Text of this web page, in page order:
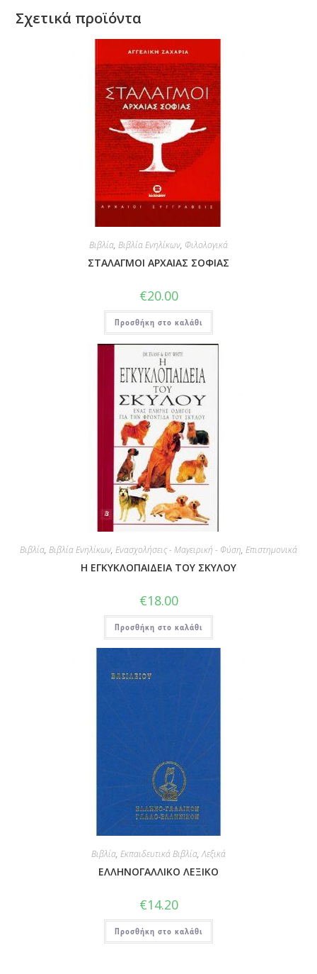
Σχετικά προϊόντα
Βιβλία, Βιβλία Ενηλίκων, Φιλολογικά
ΣΤΑΛΑΓΜΟΙ ΑΡΧΑΙΑΣ ΣΟΦΙΑΣ
€20.00
Προσθήκη στο καλάθι
Βιβλία, Βιβλία Ενηλίκων, Ενασχολήσεις - Μαγειρική - Φύση, Επιστημονικά
Η ΕΓΚΥΚΛΟΠΑΙΔΕΙΑ ΤΟΥ ΣΚΥΛΟΥ
€18.00
Προσθήκη στο καλάθι
Βιβλία, Εκπαιδευτικά Βιβλία,Λεξικά
ΕΛΛΗΝΟΓΑΛΛΙΚΟ ΛΕΞΙΚΟ
€14.20
Προσθήκη στο καλάθι